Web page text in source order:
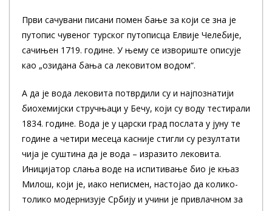
Први сачувани писани помен бање за који се зна је
путопис чувеног турског путописца Елвије Челебије,
сачињен 1719. године. У њему се извориште описује
као „озидана бања са лековитом водом“.
А да је вода лековита потврдили су и најпознатији
биохемијски стручњаци у Бечу, који су воду тестирали
1834. године. Вода је у царски град послата у јуну те
године а четири месеца касније стигли су резултати
чија је суштина да је вода – изразито лековита.
Иницијатор слања воде на испитивање био је књаз
Милош, који је, иако неписмен, настојао да колико-
толико модернизује Србију и учини је привлачном за